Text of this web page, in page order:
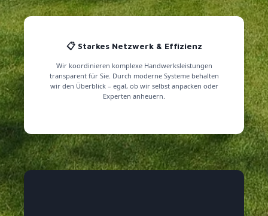
📋 Starkes Netzwerk & Effizienz
Wir koordinieren komplexe Handwerksleistungen
transparent für Sie. Durch moderne Systeme behalten
wir den Überblick – egal, ob wir selbst anpacken oder
Experten anheuern.